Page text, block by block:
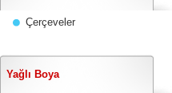
Çerçeveler
Yağlı Boya